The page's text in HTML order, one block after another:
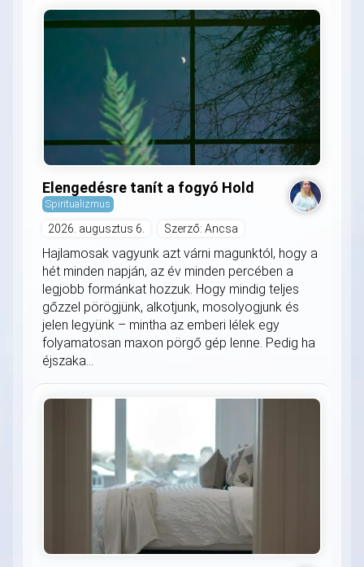
Elengedésre tanít a fogyó Hold
Spiritualizmus
2026. augusztus 6. Szerző: Ancsa
Hajlamosak vagyunk azt várni magunktól, hogy a
hét minden napján, az év minden percében a
legjobb formánkat hozzuk. Hogy mindig teljes
gőzzel pörögjünk, alkotjunk, mosolyogjunk és
jelen legyünk – mintha az emberi lélek egy
folyamatosan maxon pörgő gép lenne. Pedig ha
éjszaka...